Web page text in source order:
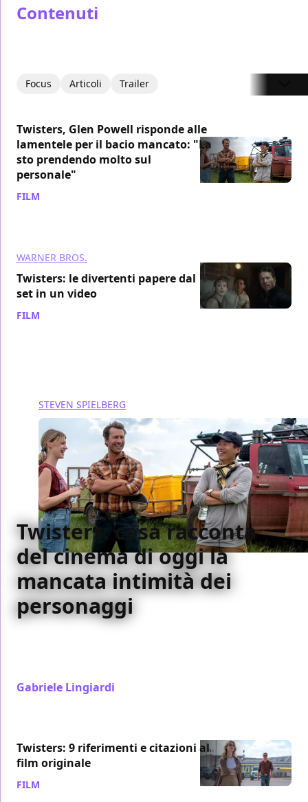
Contenuti
Focus Articoli Trailer
Twisters, Glen Powell risponde alle
lamentele per il bacio mancato: "La
sto prendendo molto sul
personale"
FILM
WARNER BROS.
Twisters: le divertenti papere dal
set in un video
FILM
STEVEN SPIELBERG
Twisters: cosa racconta
del cinema di oggi la
mancata intimità dei
personaggi
Gabriele Lingiardi
Twisters: 9 riferimenti e citazioni al
film originale
FILM